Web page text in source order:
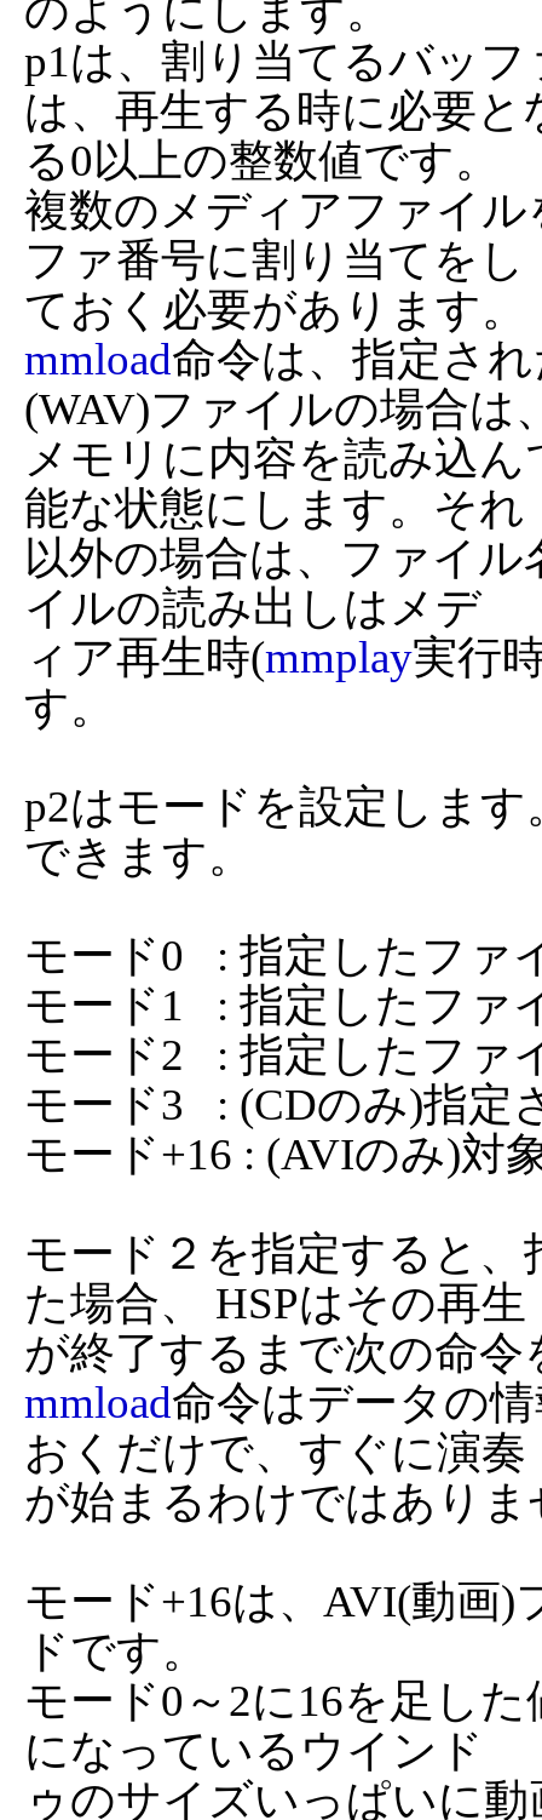
のようにします。
p1は、割り当てるバッ
は、再生する時に必要と
る0以上の整数値です。
複数のメディアファイ
ファ番号に割り当てをし
mmload命令は、指定さ
(WAV)ファイルの場合は
メモリに内容を読み込
能な状態にします。それ
以外の場合は、ファイ
イルの読み出しはメデ
ィア再生時(mmplay実行
す。
p2はモードを設定しま
できます。
モード0   : 指定したファ
モード1   : 指定したファ
モード2   : 指定したファ
モード3   : (CDのみ)指
モード+16 : (AVIのみ)対
モード２を指定すると
た場合、 HSPはその再生
mmload命令はデータの
おくだけで、すぐに演奏
が始まるわけではありま
モード+16は、AVI(動画
ドです。
モード0～2に16を足し
になっているウインド
ゥのサイズいっぱいに